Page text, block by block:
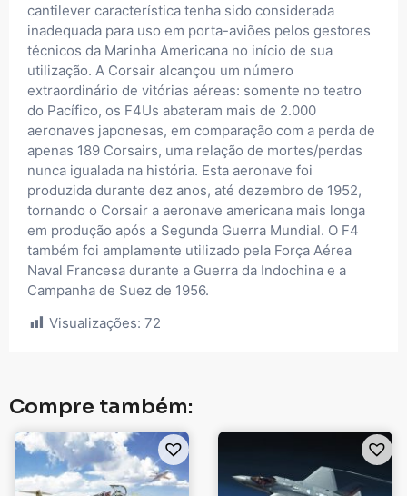
cantilever característica tenha sido considerada
inadequada para uso em porta-aviões pelos gestores
técnicos da Marinha Americana no início de sua
utilização. A Corsair alcançou um número
extraordinário de vitórias aéreas: somente no teatro
do Pacífico, os F4Us abateram mais de 2.000
aeronaves japonesas, em comparação com a perda de
apenas 189 Corsairs, uma relação de mortes/perdas
nunca igualada na história. Esta aeronave foi
produzida durante dez anos, até dezembro de 1952,
tornando o Corsair a aeronave americana mais longa
em produção após a Segunda Guerra Mundial. O F4
também foi amplamente utilizado pela Força Aérea
Naval Francesa durante a Guerra da Indochina e a
Campanha de Suez de 1956.
Visualizações: 72
Compre também: